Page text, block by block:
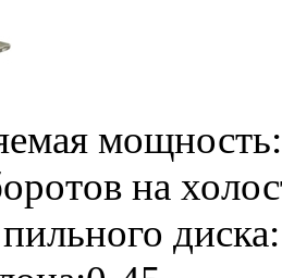
мощность:
на
диска: